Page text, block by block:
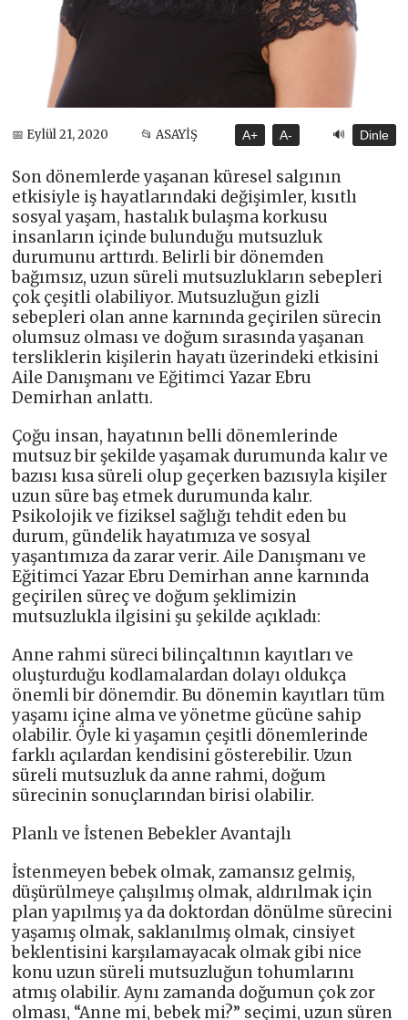
📅 Eylül 21, 2020 📂 ASAYİŞ A+ A- 🔊 Dinle
Son dönemlerde yaşanan küresel salgının
etkisiyle iş hayatlarındaki değişimler, kısıtlı
sosyal yaşam, hastalık bulaşma korkusu
insanların içinde bulunduğu mutsuzluk
durumunu arttırdı. Belirli bir dönemden
bağımsız, uzun süreli mutsuzlukların sebepleri
çok çeşitli olabiliyor. Mutsuzluğun gizli
sebepleri olan anne karnında geçirilen sürecin
olumsuz olması ve doğum sırasında yaşanan
tersliklerin kişilerin hayatı üzerindeki etkisini
Aile Danışmanı ve Eğitimci Yazar Ebru
Demirhan anlattı.
Çoğu insan, hayatının belli dönemlerinde
mutsuz bir şekilde yaşamak durumunda kalır ve
bazısı kısa süreli olup geçerken bazısıyla kişiler
uzun süre baş etmek durumunda kalır.
Psikolojik ve fiziksel sağlığı tehdit eden bu
durum, gündelik hayatımıza ve sosyal
yaşantımıza da zarar verir. Aile Danışmanı ve
Eğitimci Yazar Ebru Demirhan anne karnında
geçirilen süreç ve doğum şeklimizin
mutsuzlukla ilgisini şu şekilde açıkladı:
Anne rahmi süreci bilinçaltının kayıtları ve
oluşturduğu kodlamalardan dolayı oldukça
önemli bir dönemdir. Bu dönemin kayıtları tüm
yaşamı içine alma ve yönetme gücüne sahip
olabilir. Öyle ki yaşamın çeşitli dönemlerinde
farklı açılardan kendisini gösterebilir. Uzun
süreli mutsuzluk da anne rahmi, doğum
sürecinin sonuçlarından birisi olabilir.
Planlı ve İstenen Bebekler Avantajlı
İstenmeyen bebek olmak, zamansız gelmiş,
düşürülmeye çalışılmış olmak, aldırılmak için
plan yapılmış ya da doktordan dönülme sürecini
yaşamış olmak, saklanılmış olmak, cinsiyet
beklentisini karşılamayacak olmak gibi nice
konu uzun süreli mutsuzluğun tohumlarını
atmış olabilir. Aynı zamanda doğumun çok zor
olması, “Anne mi, bebek mi?” seçimi, uzun süren